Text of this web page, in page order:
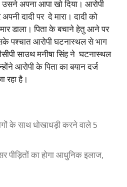
उसने अपना आपा खो दिया। आरोपी
दादी पर दे मारा। दादी को
डाला। पिता के बचाने हेतु आने पर
पश्चात आरोपी घटनास्थल से भाग
साउथ मनीषा सिंह ने घटनास्थल
आरोपी के पिता का बयान दर्ज
रहा है।
के साथ धोखाधड़ी करने वाले 5
का होगा आधुनिक इलाज,